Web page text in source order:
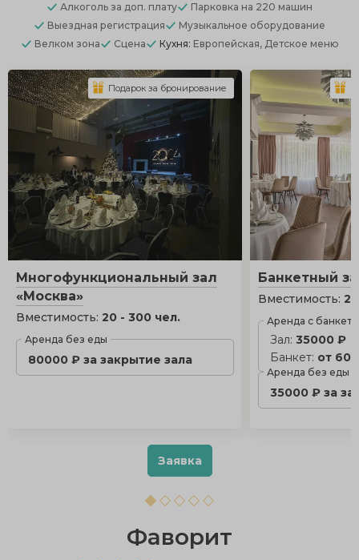
Алкоголь за доп. плату Парковка на 220 машин
Выездная регистрация
Музыкальное оборудование
Велком зона
Сцена Кухня: Европейская, Детское меню
Многофункциональный зал
«Москва»
Вместимость: 20 - 300 чел.
Аренда без еды
80000 ₽ за закрытие зала
Подарок за бронирование
Банкетный
Вместимость:
Аренда с
Зал:35000 ₽
Банкет: от
Аренда без еды
35000 ₽ за
Заявка
Фаворит